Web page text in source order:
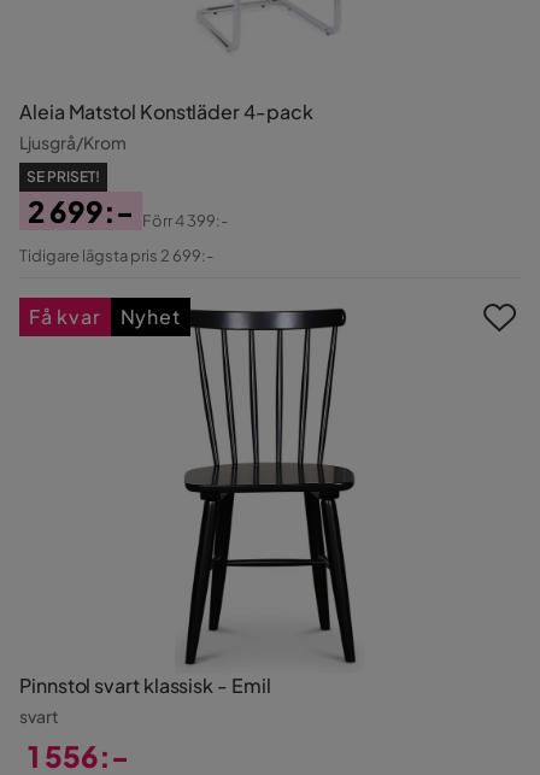
Aleia Matstol Konstläder 4-pack
Ljusgrå/Krom
SE PRISET!
Pris
2 699:-
Original
Förr4 399:-
Tidigare lägsta pris 2 699:-
Pinnstol svart klassisk - Emil
svart
1 556:-
Få kvar Nyhet